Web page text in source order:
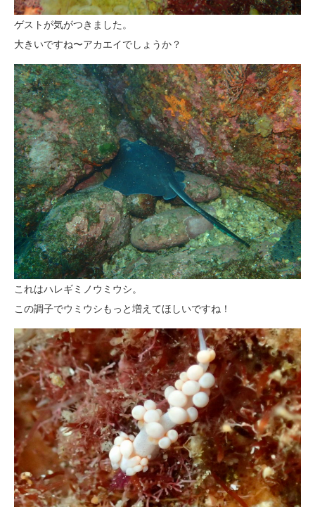
ゲストが気がつきました。
大きいですね〜アカエイでしょうか？
これはハレギミノウミウシ。
この調子でウミウシもっと増えてほしいですね！